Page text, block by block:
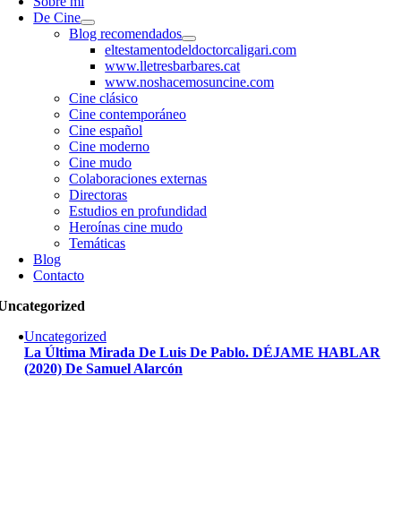
De Cine
Blog recomendados
eltestamentodeldoctorcaligari.com
www.lletresbarbares.cat
www.noshacemosuncine.com
Cine clásico
Cine contemporáneo
Cine español
Cine moderno
Cine mudo
Colaboraciones externas
Directoras
Estudios en profundidad
Heroínas cine mudo
Temáticas
Blog
Contacto
Uncategorized
La Última Mirada De Luis De Pablo. DÉJAME HABLAR
(2020) De Samuel Alarcón